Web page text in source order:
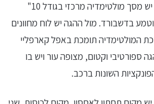
באאודי Q4 אי-טרון יש מסך מולטימדיה מרכזי בגודל 10"
בדשבורד. מול ההגה יש לוח מחוונים
מערכת המולטימדיה תומכת באפל קארפליי
ספורטיבי וקטום, מצופה עור ויש בו
השונות ברכב.